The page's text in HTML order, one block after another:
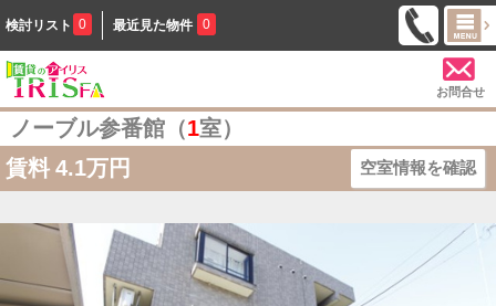
検討リスト 0 最近見た物件 0
お問合せ
ノーブル参番館（1室）
賃料 4.1万円 空室情報を確認